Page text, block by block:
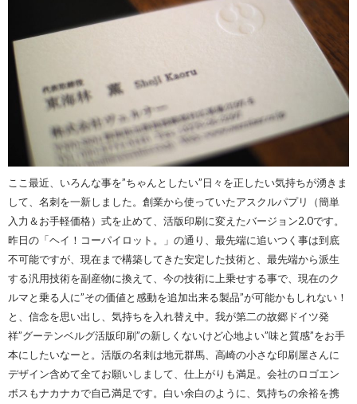
ここ最近、いろんな事を”ちゃんとしたい”日々を正したい気持ちが湧きま
して、名刺を一新しました。創業から使っていたアスクルパプリ（簡単
入力＆お手軽価格）式を止めて、活版印刷に変えたバージョン2.0です。
昨日の「ヘイ！コーパイロット。」の通り、最先端に追いつく事は到底
不可能ですが、現在まで構築してきた安定した技術と、最先端から派生
する汎用技術を副産物に換えて、今の技術に上乗せする事で、現在のク
ルマと乗る人に”その価値と感動を追加出来る製品”が可能かもしれない！
と、信念を思い出し、気持ちを入れ替え中。我が第二の故郷ドイツ発
祥”グーテンベルグ活版印刷”の新しくないけど心地よい”味と質感”をお手
本にしたいなーと。活版の名刺は地元群馬、高崎の小さな印刷屋さんに
デザイン含めて全てお願いしまして、仕上がりも満足。会社のロゴエン
ボスもナカナカで自己満足です。白い余白のように、気持ちの余裕を携